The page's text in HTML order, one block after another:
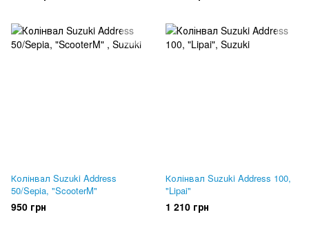
Колінвал Suzuki Address
50/Sepia, "ScooterM"
950 грн
Колінвал Suzuki Address 100,
"Lipai"
1 210 грн